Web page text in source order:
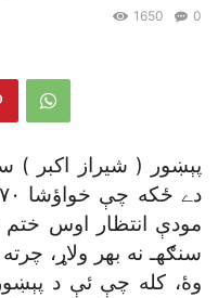
0
1650
پېښور ( شيراز اکبر )
مودې انتظار اوس ختم
سنګهـ نه بهر ولاړ،
وۀ، کله چې ئې د